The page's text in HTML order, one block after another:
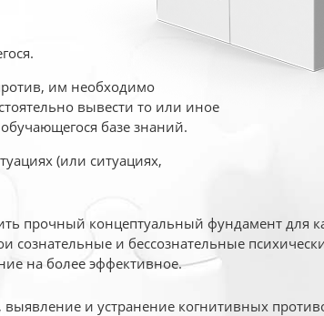
им необходимо
вывести то или иное
базе знаний.
(или ситуациях,
прочный концептуальный фундамент для
сознательные и бессознательные
на более эффективное.
и устранение когнитивных